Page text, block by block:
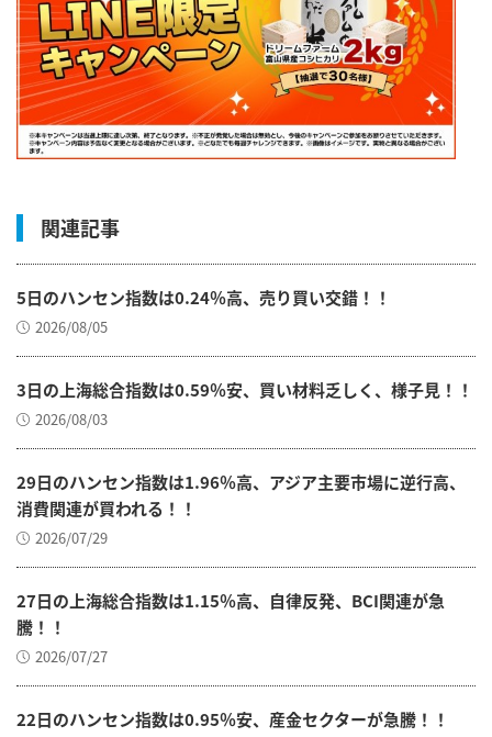
関連記事
5日のハンセン指数は0.24％高、売り買い交錯！！
2026/08/05
3日の上海総合指数は0.59％安、買い材料乏しく、様子見！！
2026/08/03
29日のハンセン指数は1.96％高、アジア主要市場に逆行高、
消費関連が買われる！！
2026/07/29
27日の上海総合指数は1.15％高、自律反発、BCI関連が急
騰！！
2026/07/27
22日のハンセン指数は0.95％安、産金セクターが急騰！！